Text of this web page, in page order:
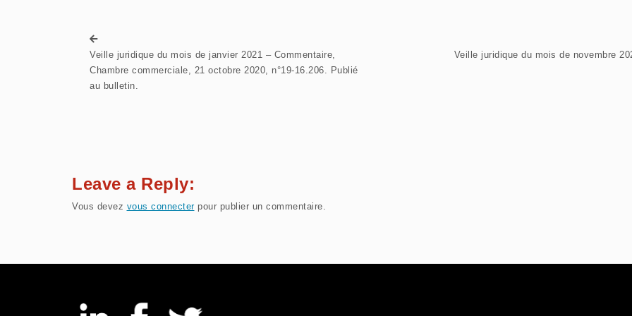
Veille juridique du mois de janvier 2021 – Commentaire,
Chambre commerciale, 21 octobre 2020, n°19-16.206. Publié
au bulletin.
Veille juridique du mois de novembre
Leave a Reply:
Vous devez vous connecterpour publier un commentaire.